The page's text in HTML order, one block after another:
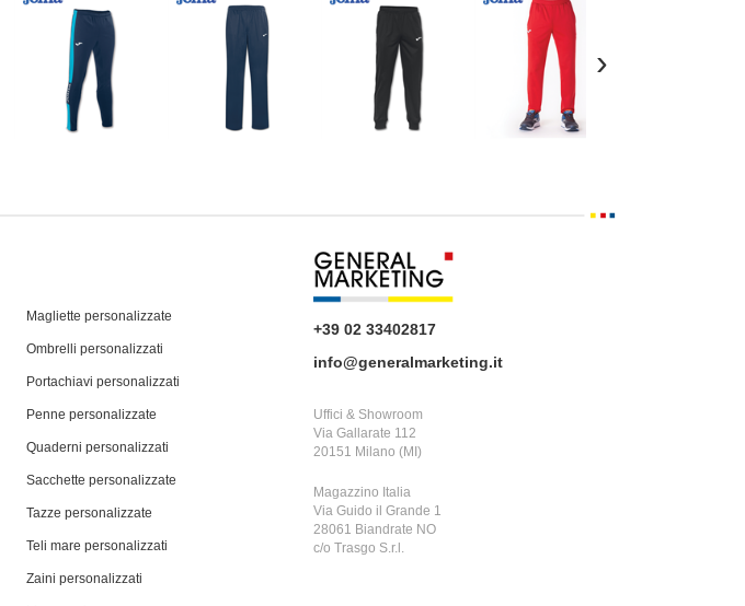
›
Magliette personalizzate
Ombrelli personalizzati
Portachiavi personalizzati
Penne personalizzate
Quaderni personalizzati
Sacchette personalizzate
Tazze personalizzate
Teli mare personalizzati
Zaini personalizzati
+39 02 33402817
info@generalmarketing.it
Uffici & Showroom
Via Gallarate 112
20151 Milano (MI)
Magazzino Italia
Via Guido il Grande 1
28061 Biandrate NO
c/o Trasgo S.r.l.